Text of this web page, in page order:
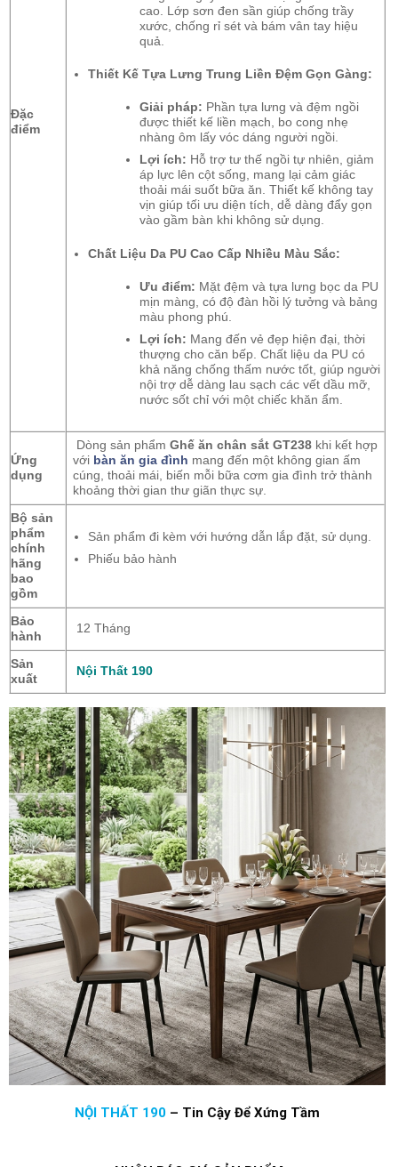
Đặc
điểm
cao. Lớp sơn đen sần giúp chống trầy
xước, chống rỉ sét và bám vân tay hiệu
quả.
Thiết Kế Tựa Lưng Trung Liền Đệm Gọn Gàng:
Giải pháp: Phần tựa lưng và đệm ngồi
được thiết kế liền mạch, bo cong nhẹ
nhàng ôm lấy vóc dáng người ngồi.
Lợi ích: Hỗ trợ tư thế ngồi tự nhiên, giảm
áp lực lên cột sống, mang lại cảm giác
thoải mái suốt bữa ăn. Thiết kế không tay
vịn giúp tối ưu diện tích, dễ dàng đẩy gọn
vào gầm bàn khi không sử dụng.
Chất Liệu Da PU Cao Cấp Nhiều Màu Sắc:
Ưu điểm: Mặt đệm và tựa lưng bọc da PU
mịn màng, có độ đàn hồi lý tưởng và bảng
màu phong phú.
Lợi ích: Mang đến vẻ đẹp hiện đại, thời
thượng cho căn bếp. Chất liệu da PU có
khả năng chống thấm nước tốt, giúp người
nội trợ dễ dàng lau sạch các vết dầu mỡ,
nước sốt chỉ với một chiếc khăn ẩm.
Ứng
dụng
Dòng sản phẩm Ghế ăn chân sắt GT238 khi kết hợp
với bàn ăn gia đình mang đến một không gian ấm
cúng, thoải mái, biến mỗi bữa cơm gia đình trở thành
khoảng thời gian thư giãn thực sự.
Bộ sản
phẩm
chính
hãng
bao
gồm
Sản phẩm đi kèm với hướng dẫn lắp đặt, sử dụng.
Phiếu bảo hành
Bảo
hành
12 Tháng
Sản
xuất
Nội Thất 190
NỘI THẤT 190 – Tin Cậy Để Xứng Tầm